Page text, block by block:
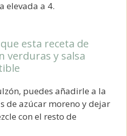
elevada a 4.
esta receta de
verduras y salsa
puedes añadirle a la
de azúcar moreno y dejar
con el resto de